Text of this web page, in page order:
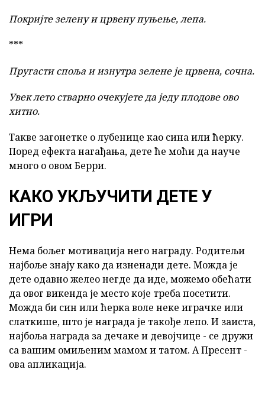
Покријте зелену и црвену пуњење, лепа.
***
Пругасти споља и изнутра зелене је црвена, сочна.
Увек лето стварно очекујете да једу плодове ово
хитно.
Такве загонетке о лубенице као сина или ћерку.
Поред ефекта нагађања, дете ће моћи да науче
много о овом Берри.
КАКО УКЉУЧИТИ ДЕТЕ У
ИГРИ
Нема бољег мотивација него награду. Родитељи
најбоље знају како да изненади дете. Можда је
дете одавно желео негде да иде, можемо обећати
да овог викенда је место које треба посетити.
Можда би син или ћерка воле неке играчке или
слаткише, што је награда је такође лепо. И заиста,
најбоља награда за дечаке и девојчице - се дружи
са вашим омиљеним мамом и татом. А Пресент -
ова апликација.